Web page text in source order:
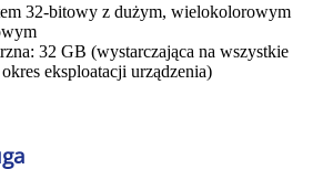
32-bitowy z dużym, wielokolorowym
32 GB (wystarczająca na wszystkie
okres eksploatacji urządzenia)